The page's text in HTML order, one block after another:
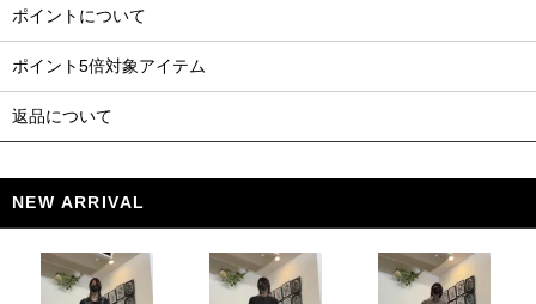
ポイントについて
ポイント5倍対象アイテム
返品について
NEW ARRIVAL